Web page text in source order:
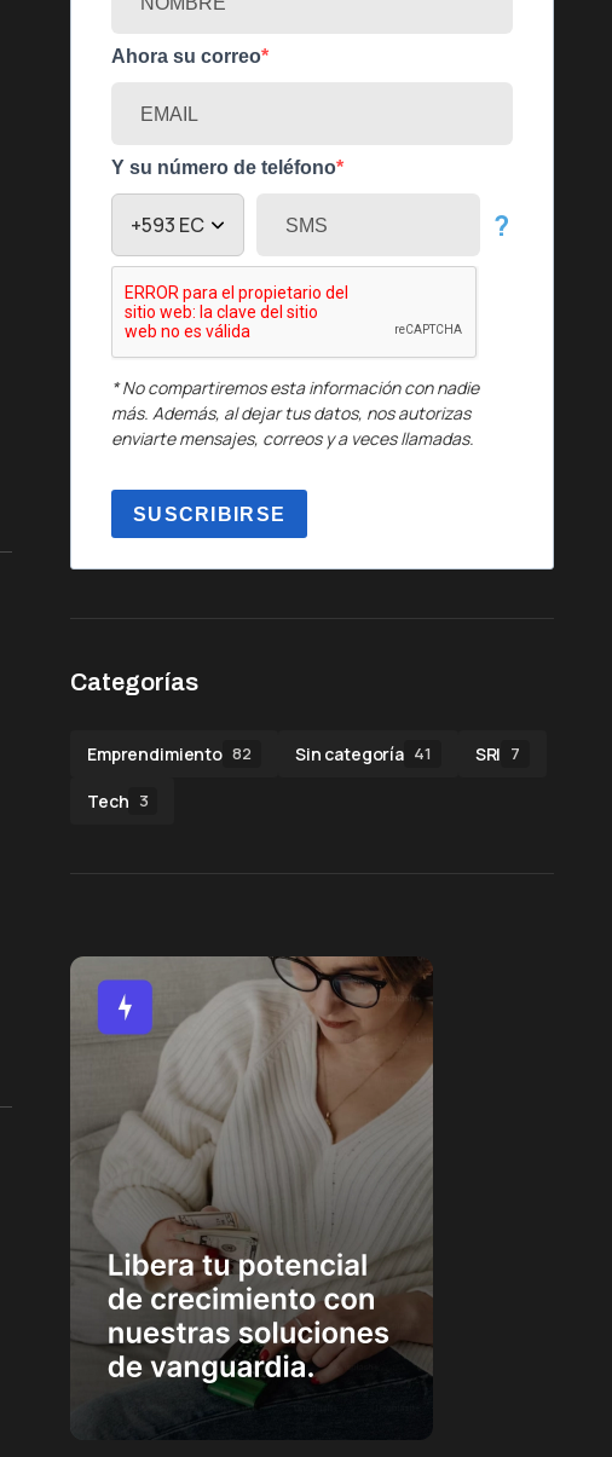
Ahora su correo
Y su número de teléfono
?
* No compartiremos esta información con nadie
más. Además, al dejar tus datos, nos autorizas
enviarte mensajes, correos y a veces llamadas.
SUSCRIBIRSE
Categorías
Emprendimiento 82 Sin categoría 41 SRI 7
Tech 3